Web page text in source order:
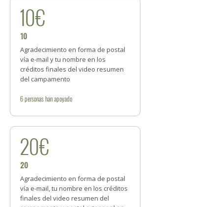
10€
10
Agradecimiento en forma de postal
vía e-mail y tu nombre en los
créditos finales del video resumen
del campamento
6personashan apoyado
20€
20
Agradecimiento en forma de postal
vía e-mail, tu nombre en los créditos
finales del video resumen del